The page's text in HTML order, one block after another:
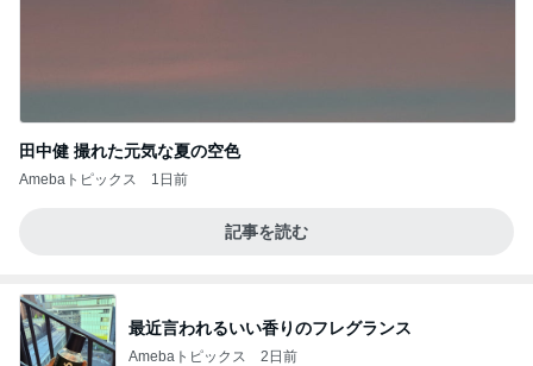
田中健 撮れた元気な夏の空色
Amebaトピックス 1日前
記事を読む
最近言われるいい香りのフレグランス
Amebaトピックス 2日前